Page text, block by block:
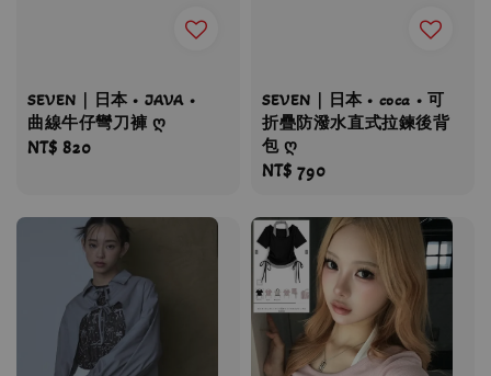
SEVEN｜日本 • JAVA •
曲線牛仔彎刀褲 ღ
Regular
NT$ 820
SEVEN｜日本 • coca • 可
折疊防潑水直式拉鍊後背
包 ღ
Regular
NT$ 790